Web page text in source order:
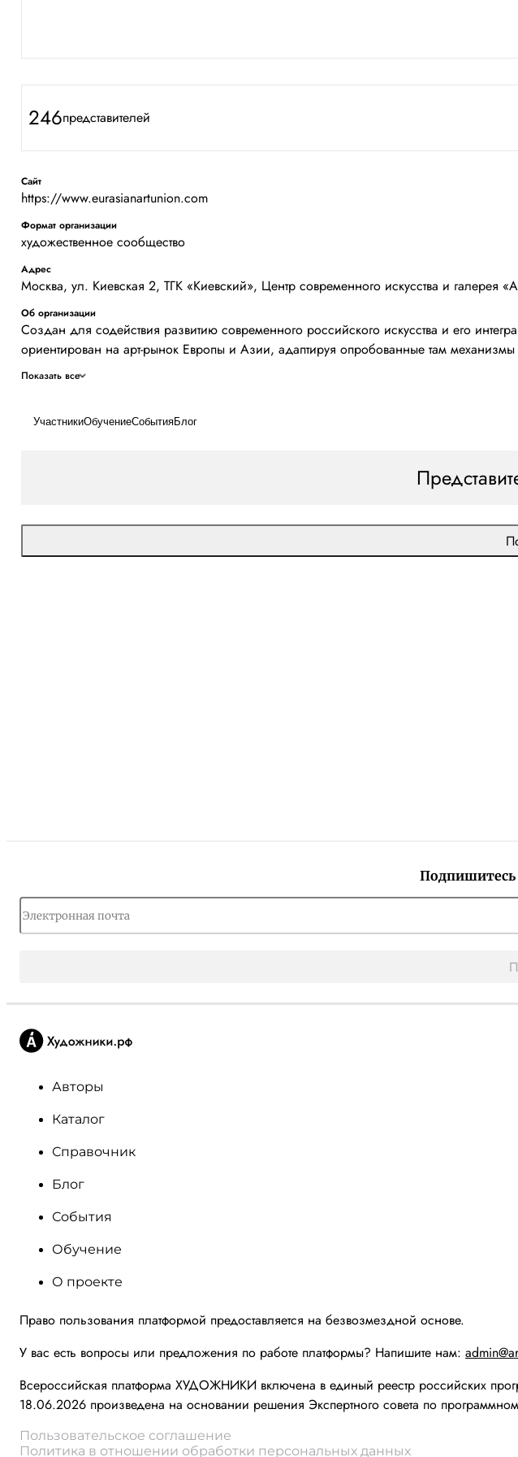
246представителей
Сайт
https://www.eurasianartunion.com
Формат организации
художественное сообщество
Адрес
Москва, ул. Киевская 2, ТГК «Киевский», Центр современного искусства и галерея
Об организации
Создан для содействия развитию современного российского искусства и его
ориентирован на арт-рынок Европы и Азии, адаптируя опробованные там
Показать все
УчастникиОбучениеСобытияБлог
Подпишитесь
Авторы
Каталог
Справочник
Блог
События
Обучение
О проекте
Право пользования платформой предоставляется на безвозмездной основе.
У вас есть вопросы или предложения по работе платформы? Напишите нам:
Всероссийская платформа ХУДОЖНИКИ включена в единый реестр российских
18.06.2026 произведена на основании решения Экспертного совета по
Пользовательское соглашение
Политика в отношении обработки персональных данных